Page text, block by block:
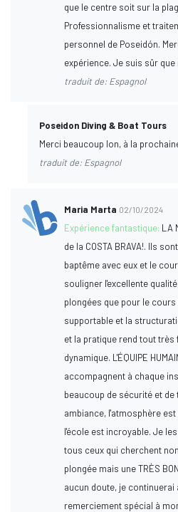
que le centre soit sur la
Professionnalisme et
personnel de Poseidón.
expérience. Je suis sûr
traduit de: Espagnol
Poseidon Diving & Boat Tours
Merci beaucoup Ion, à la
traduit de: Espagnol
Maria Marta 02/10/2024
Expérience fantastique: LA
de la COSTA BRAVA!. Ils
baptême avec eux et le
souligner l'excellente
plongées que pour le
supportable et la
et la pratique rend tout
dynamique. L'ÉQUIPE
accompagnent à chaque
beaucoup de sécurité et
ambiance, l'atmosphère
l'école est incroyable. Je
tous ceux qui cherchent
plongée mais une TRÈS
aucun doute, je continuerai
remerciement spécial à